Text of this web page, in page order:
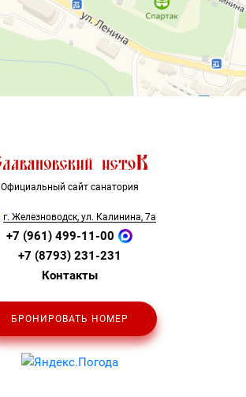
Официальный сайт санатория
г. Железноводск, ул. Калинина, 7а
+7 (961) 499-11-00
+7 (8793) 231-231
Контакты
БРОНИРОВАТЬ НОМЕР